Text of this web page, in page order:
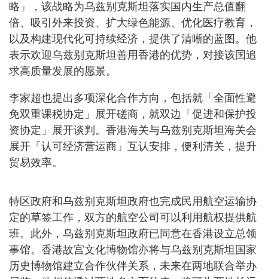
略」，该战略为乌兹别克斯坦落实国内生产总值翻
倍、吸引外来投资、扩大绿色能源、优化医疗教育，
以及构建现代化可持续经济，提供了清晰的蓝图。他
表示欢迎乌兹别克斯坦善用香港的优势，对接该国追
求高质量发展的愿景。
李家超也提出多项深化合作方向，包括就「全面性避
免双重课税协定」展开磋商，就双边「促进和保护投
资协定」展开谈判。香港海关与乌兹别克斯坦海关会
展开「认可经济营运商」互认安排，便利清关，提升
贸易效率。
特区政府和乌兹别克斯坦政府也完成民用航空运输协
定的草签工作，双方的航空公司可以利用航权提供航
班。此外，乌兹别克斯坦政府已同意在香港设立总领
事馆。香港故宫文化博物馆亦将与乌兹别克斯坦国家
历史博物馆建立合作伙伴关系，未来在两地联合举办